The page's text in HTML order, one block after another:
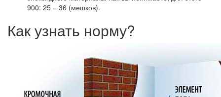
900: 25 = 36 (мешков).
Как узнать норму?